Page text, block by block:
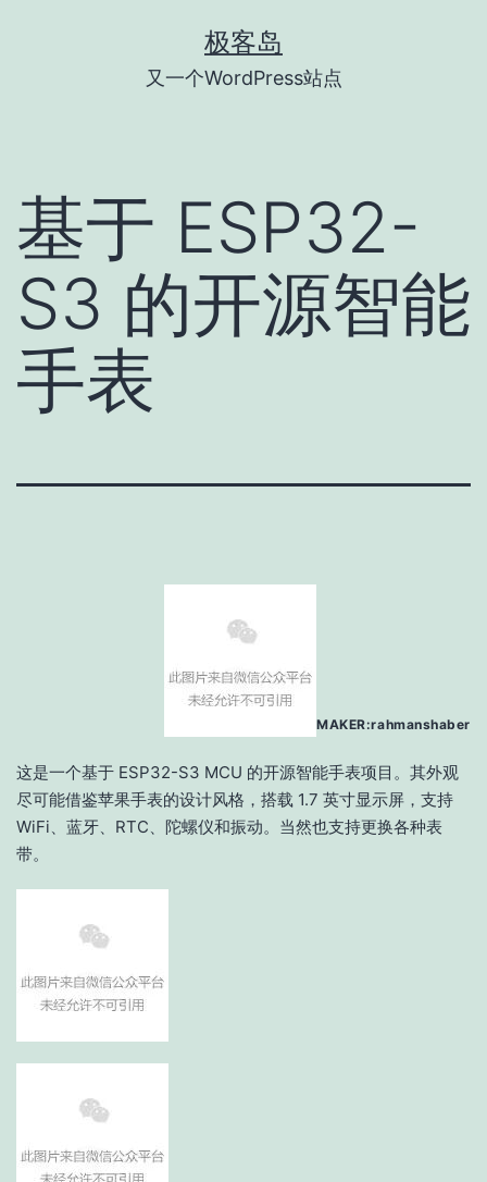
极客岛
又一个WordPress站点
基于 ESP32-
S3 的开源智能
手表
MAKER:rahmanshaber
这是一个基于 ESP32-S3 MCU 的开源智能手表项目。其外观
尽可能借鉴苹果手表的设计风格，搭载 1.7 英寸显示屏，支持
WiFi、蓝牙、RTC、陀螺仪和振动。当然也支持更换各种表
带。